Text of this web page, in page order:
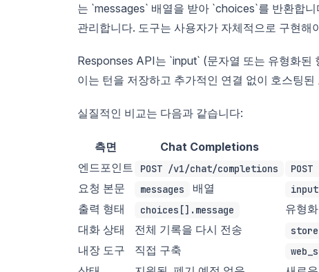
는 `messages` 배열을 받아 `choices`를 반환합
관리합니다. 도구는 사용자가 자체적으로 구현해
Responses API는 `input` (문자열 또는 유형화
이는 턴을 저장하고 추가적인 연결 없이 호스팅
실질적인 비교는 다음과 같습니다:
측면 Chat Completions
엔드포인트
POST /v1/chat/completions
요청 본문 messages 배열 input
출력 형태 choices[].message 유형
대화 상태 전체 기록을 다시 전송 store
내장 도구 직접 구축